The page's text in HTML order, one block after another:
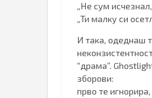
„Не сум
„Ти малку си
И така, одеднаш
“драма”.
зборови:
прво те